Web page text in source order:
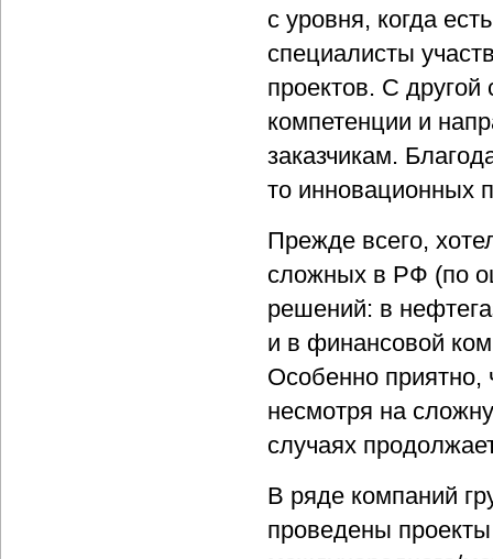
с уровня, когда
специалисты
проектов. С
компетенции и
заказчикам.
то инновационных
Прежде всего,
сложных в РФ (по
решений: в
и в финансовой
Особенно приятно,
несмотря на
случаях
В ряде компаний
проведены